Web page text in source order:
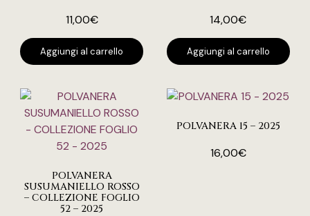
11,00€
Aggiungi al carrello
14,00€
Aggiungi al carrello
POLVANERA
SUSUMANIELLO ROSSO
– COLLEZIONE FOGLIO
52 – 2025
POLVANERA 15 – 2025
16,00€